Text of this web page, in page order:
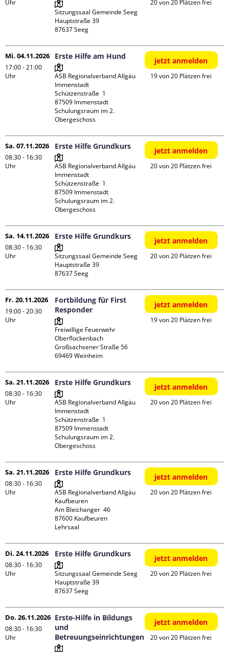
Uhr
Sitzungssaal Gemeinde Seeg
Hauptstraße 39
20 von 20 Plätzen frei
Mi. 04.11.2026
17:00 - 21:00
Uhr
Erste Hilfe am Hund
ASB Regionalverband Allgäu
Immenstadt
Schützenstraße  1
87509 Immenstadt
Schulungsraum im 2.
Obergeschoss
jetzt anmelden
19 von 20 Plätzen frei
Sa. 07.11.2026
08:30 - 16:30
Uhr
Erste Hilfe Grundkurs
ASB Regionalverband Allgäu
Immenstadt
Schützenstraße  1
87509 Immenstadt
Schulungsraum im 2.
Obergeschoss
jetzt anmelden
20 von 20 Plätzen frei
Sa. 14.11.2026
08:30 - 16:30
Uhr
Erste Hilfe Grundkurs
Sitzungssaal Gemeinde Seeg
Hauptstraße 39
jetzt anmelden
20 von 20 Plätzen frei
Fr. 20.11.2026
19:00 - 20:30
Uhr
Fortbildung für First
Responder
Freiwillige Feuerwehr
Oberflockenbach
Großsachsener Straße 56
jetzt anmelden
19 von 20 Plätzen frei
Sa. 21.11.2026
08:30 - 16:30
Uhr
Erste Hilfe Grundkurs
ASB Regionalverband Allgäu
Immenstadt
Schützenstraße  1
87509 Immenstadt
Schulungsraum im 2.
Obergeschoss
jetzt anmelden
20 von 20 Plätzen frei
Sa. 21.11.2026
08:30 - 16:30
Uhr
Erste Hilfe Grundkurs
ASB Regionalverband Allgäu
Kaufbeuren
Am Bleichanger  46
87600 Kaufbeuren
Lehrsaal
jetzt anmelden
20 von 20 Plätzen frei
Di. 24.11.2026
08:30 - 16:30
Uhr
Erste Hilfe Grundkurs
Sitzungssaal Gemeinde Seeg
Hauptstraße 39
jetzt anmelden
20 von 20 Plätzen frei
Do. 26.11.2026
08:30 - 16:30
Uhr
Erste-Hilfe in Bildungs
und
Betreuungseinrichtungen
jetzt anmelden
20 von 20 Plätzen frei